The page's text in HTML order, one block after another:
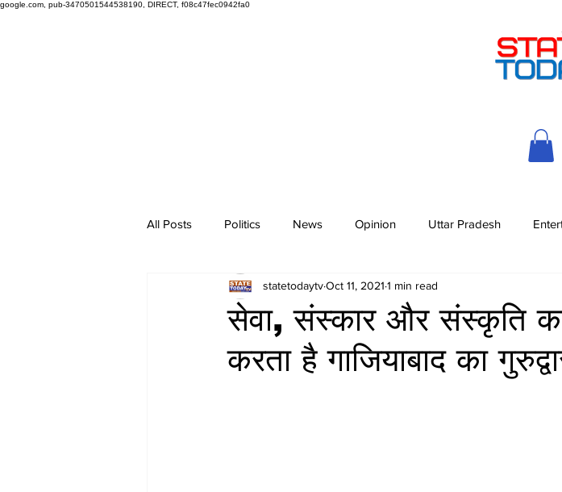
google.com, pub-3470501544538190, DIRECT, f08c47fec0942fa0
All Posts Politics News Opinion Uttar Pradesh
सेवा, संस्कार और संस्कृति
करता है गाजियाबाद का
statetodaytvOct 11, 2021 1 min read